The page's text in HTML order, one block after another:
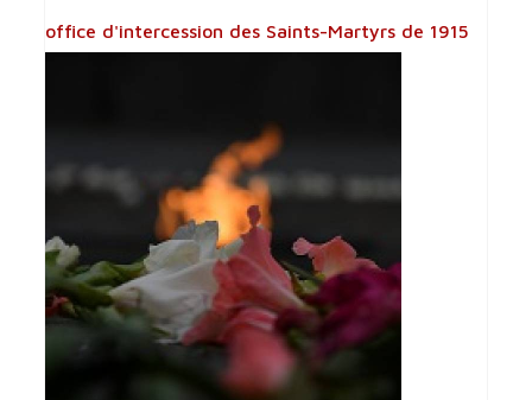
office d'intercession des Saints-Martyrs de 1915